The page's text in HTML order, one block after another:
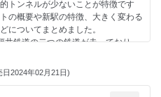
トンネルが少ないことが特徴です
の概要や新駅の特徴、大きく変わる
についてまとめました。
鉄道の二つの鉄道が走っており、
わかに合理化が目立つようになっ
げました。さまざまな事情がうかが
2024年02月21日)